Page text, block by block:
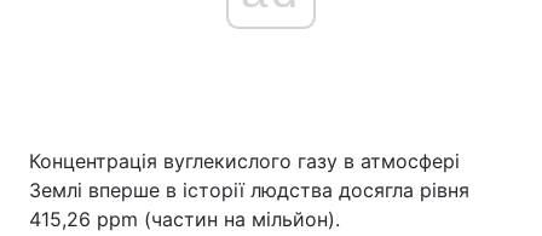
Головна Війна
Концентрація вуглекислого газу в атмосфері
Землі вперше в історії людства досягла рівня
415,26 ppm (частин на мільйон).